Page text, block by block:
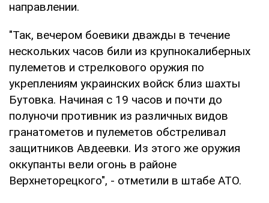
направлении.
"Так, вечером боевики дважды в течение
нескольких часов били из крупнокалиберных
пулеметов и стрелкового оружия по
укреплениям украинских войск близ шахты
Бутовка. Начиная с 19 часов и почти до
полуночи противник из различных видов
гранатометов и пулеметов обстреливал
защитников Авдеевки. Из этого же оружия
оккупанты вели огонь в районе
Верхнеторецкого", - отметили в штабе АТО.